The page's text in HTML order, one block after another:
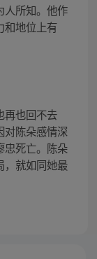
人所知。他作
和地位上有
再也回不去
对陈朵感情深
忠死亡。陈朵
，就如同她最